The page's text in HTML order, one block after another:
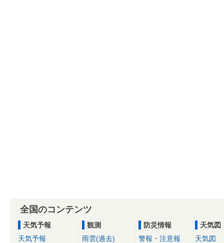
全国のコンテンツ
天気予報
天気予報
観測
雨雲(過去)
防災情報
警報・注意報
天気図
天気図